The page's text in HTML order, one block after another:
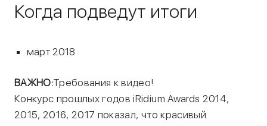
Когда подведут итоги
март 2018
ВАЖНО:Требования к видео!
Конкурс прошлых годов iRidium Awards 2014,
2015, 2016, 2017 показал, что красивый